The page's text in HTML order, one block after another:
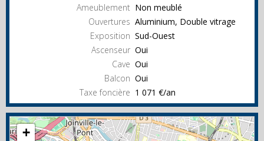
Ameublement Non meublé
Ouvertures Aluminium, Double vitrage
Exposition Sud-Ouest
Ascenseur Oui
Cave Oui
Balcon Oui
Taxe foncière 1 071 €/an
+